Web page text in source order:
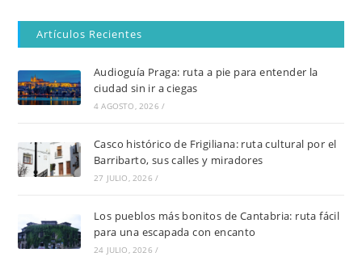
Artículos Recientes
Audioguía Praga: ruta a pie para entender la
ciudad sin ir a ciegas
4 AGOSTO, 2026 /
Casco histórico de Frigiliana: ruta cultural por el
Barribarto, sus calles y miradores
27 JULIO, 2026 /
Los pueblos más bonitos de Cantabria: ruta fácil
para una escapada con encanto
24 JULIO, 2026 /